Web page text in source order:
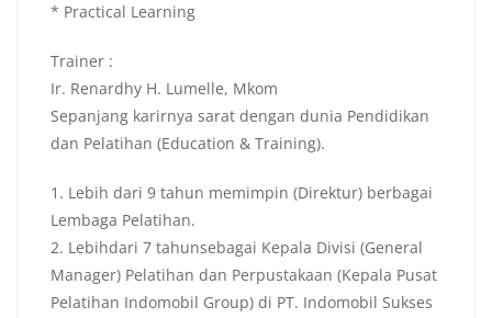
* Practical Learning
Trainer :
Ir. Renardhy H. Lumelle, Mkom
Sepanjang karirnya sarat dengan dunia Pendidikan
dan Pelatihan (Education & Training).
1. Lebih dari 9 tahun memimpin (Direktur) berbagai
Lembaga Pelatihan.
2. Lebihdari 7 tahunsebagai Kepala Divisi (General
Manager) Pelatihan dan Perpustakaan (Kepala Pusat
Pelatihan Indomobil Group) di PT. Indomobil Sukses